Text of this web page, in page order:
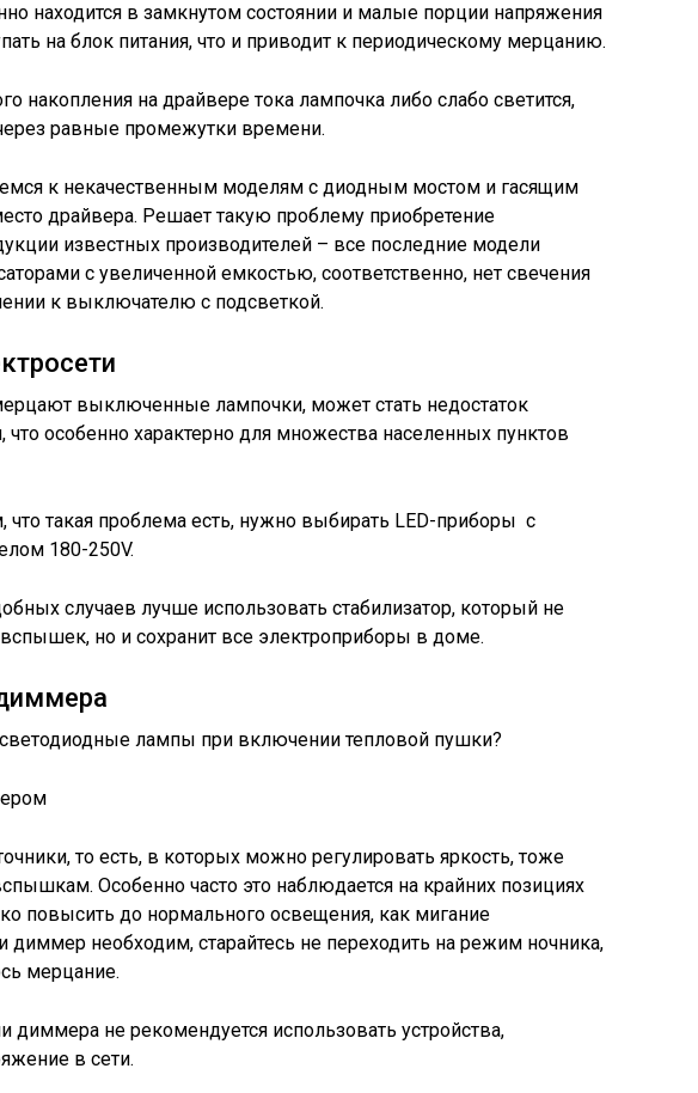
находится в замкнутом состоянии и малые порции напряжения
на блок питания, что и приводит к периодическому мерцанию.
накопления на драйвере тока лампочка либо слабо светится,
равные промежутки времени.
к некачественным моделям с диодным мостом и гасящим
драйвера. Решает такую проблему приобретение
известных производителей – все последние модели
с увеличенной емкостью, соответственно, нет свечения
к выключателю с подсветкой.
выключенные лампочки, может стать недостаток
что особенно характерно для множества населенных пунктов
что такая проблема есть, нужно выбирать LED-приборы с
180-250V.
случаев лучше использовать стабилизатор, который не
вспышек, но и сохранит все электроприборы в доме.
то есть, в которых можно регулировать яркость, тоже
Особенно часто это наблюдается на крайних позициях
повысить до нормального освещения, как мигание
диммер необходим, старайтесь не переходить на режим ночника,
мерцание.
диммера не рекомендуется использовать устройства,
в сети.